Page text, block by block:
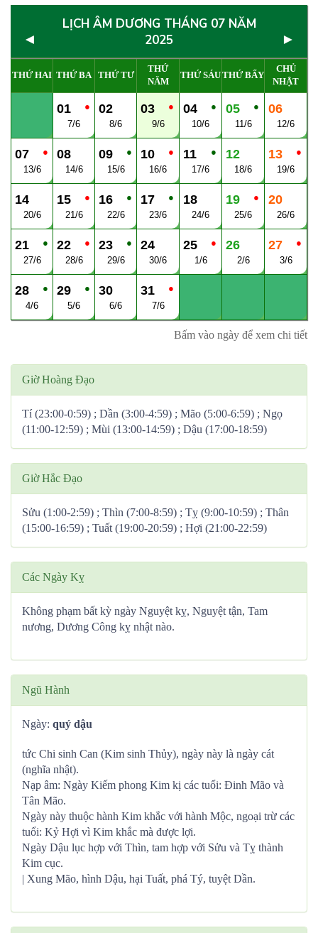
◄
LỊCH ÂM DƯƠNG THÁNG 07 NĂM
2025
►
THỨ HAI THỨ BA THỨ TƯ
THỨ
NĂM
THỨ SÁUTHỨ BẨY
CHỦ
NHẬT
●
01
7/6
02
8/6
●
03
9/6
●
04
10/6
●
05
11/6
06
12/6
●
07
13/6
08
14/6
●
09
15/6
●
10
16/6
●
11
17/6
12
18/6
●
13
19/6
14
20/6
●
15
21/6
●
16
22/6
●
17
23/6
18
24/6
●
19
25/6
20
26/6
●
21
27/6
●
22
28/6
●
23
29/6
24
30/6
●
25
1/6
26
2/6
●
27
3/6
●
28
4/6
●
29
5/6
30
6/6
●
31
7/6
Bấm vào ngày để xem chi tiết
Giờ Hoàng Đạo
Tí (23:00-0:59) ; Dần (3:00-4:59) ; Mão (5:00-6:59) ; Ngọ
(11:00-12:59) ; Mùi (13:00-14:59) ; Dậu (17:00-18:59)
Giờ Hắc Đạo
Sửu (1:00-2:59) ; Thìn (7:00-8:59) ; Tỵ (9:00-10:59) ; Thân
(15:00-16:59) ; Tuất (19:00-20:59) ; Hợi (21:00-22:59)
Các Ngày Kỵ
Không phạm bất kỳ ngày Nguyệt kỵ, Nguyệt tận, Tam
nương, Dương Công kỵ nhật nào.
Ngũ Hành
Ngày: quý dậu
tức Chi sinh Can (Kim sinh Thủy), ngày này là ngày cát
(nghĩa nhật).
Nạp âm: Ngày Kiếm phong Kim kị các tuổi: Đinh Mão và
Tân Mão.
Ngày này thuộc hành Kim khắc với hành Mộc, ngoại trừ các
tuổi: Kỷ Hợi vì Kim khắc mà được lợi.
Ngày Dậu lục hợp với Thìn, tam hợp với Sửu và Tỵ thành
Kim cục.
| Xung Mão, hình Dậu, hại Tuất, phá Tý, tuyệt Dần.